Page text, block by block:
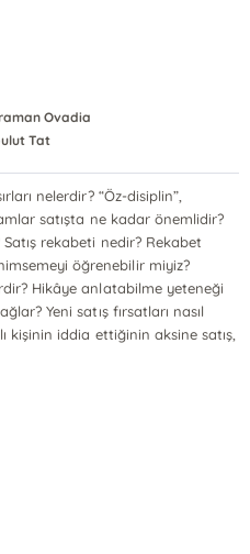
Ovadia
Tat
nelerdir? “Öz-disiplin”,
satışta ne kadar önemlidir?
Satış rekabeti nedir? Rekabet
öğrenebilir miyiz?
Hikâye anlatabilme yeteneği
Yeni satış fırsatları nasıl
kişinin iddia ettiğinin aksine satış,